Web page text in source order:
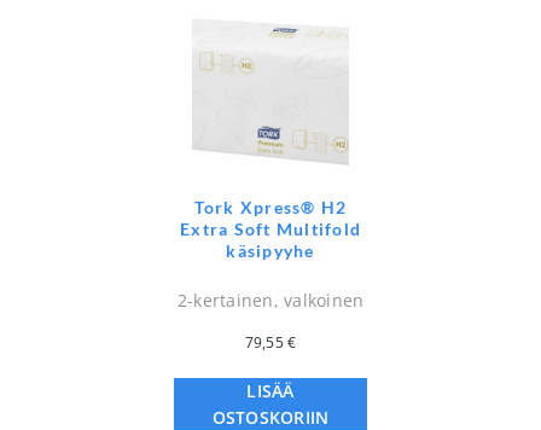
Tork Xpress® H2
Extra Soft Multifold
käsipyyhe
2-kertainen, valkoinen
79,55€
LISÄÄ
OSTOSKORIIN